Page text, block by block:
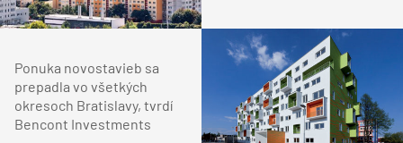
Ponuka novostavieb sa
prepadla vo všetkých
okresoch Bratislavy, tvrdí
Bencont Investments